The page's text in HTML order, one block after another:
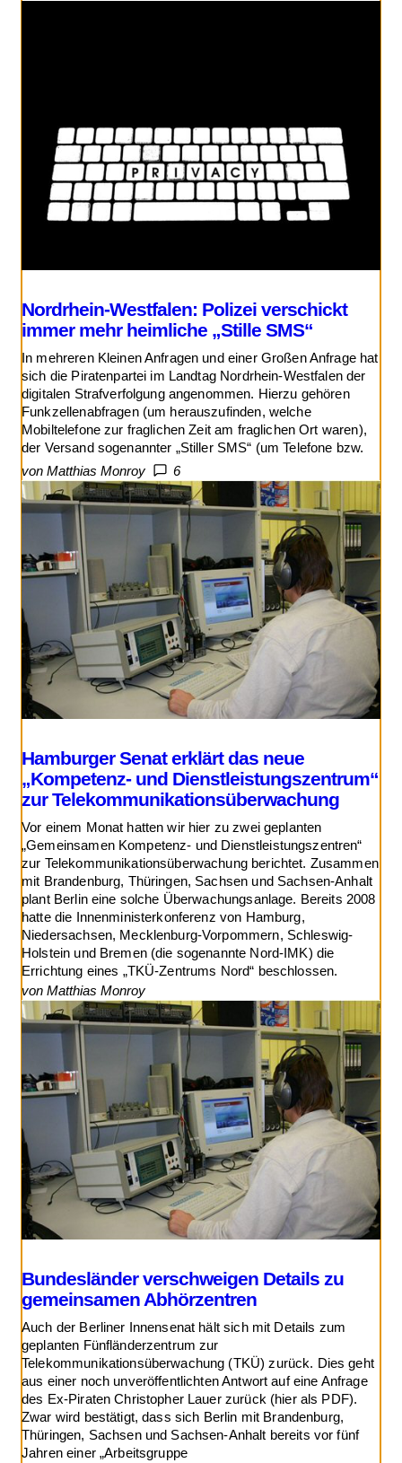
Nordrhein-Westfalen: Polizei verschickt
immer mehr heimliche „Stille SMS“
In mehreren Kleinen Anfragen und einer Großen Anfrage hat
sich die Piratenpartei im Landtag Nordrhein-Westfalen der
digitalen Strafverfolgung angenommen. Hierzu gehören
Funkzellenabfragen (um herauszufinden, welche
Mobiltelefone zur fraglichen Zeit am fraglichen Ort waren),
der Versand sogenannter „Stiller SMS“ (um Telefone bzw.
von Matthias Monroy
6
Hamburger Senat erklärt das neue
„Kompetenz- und Dienstleistungszentrum“
zur Telekommunikationsüberwachung
Vor einem Monat hatten wir hier zu zwei geplanten
„Gemeinsamen Kompetenz- und Dienstleistungszentren“
zur Telekommunikationsüberwachung berichtet. Zusammen
mit Brandenburg, Thüringen, Sachsen und Sachsen-Anhalt
plant Berlin eine solche Überwachungsanlage. Bereits 2008
hatte die Innenministerkonferenz von Hamburg,
Niedersachsen, Mecklenburg-Vorpommern, Schleswig-
Holstein und Bremen (die sogenannte Nord-IMK) die
Errichtung eines „TKÜ-Zentrums Nord“ beschlossen.
von Matthias Monroy
Bundesländer verschweigen Details zu
gemeinsamen Abhörzentren
Auch der Berliner Innensenat hält sich mit Details zum
geplanten Fünfländerzentrum zur
Telekommunikationsüberwachung (TKÜ) zurück. Dies geht
aus einer noch unveröffentlichten Antwort auf eine Anfrage
des Ex-Piraten Christopher Lauer zurück (hier als PDF).
Zwar wird bestätigt, dass sich Berlin mit Brandenburg,
Thüringen, Sachsen und Sachsen-Anhalt bereits vor fünf
Jahren einer „Arbeitsgruppe